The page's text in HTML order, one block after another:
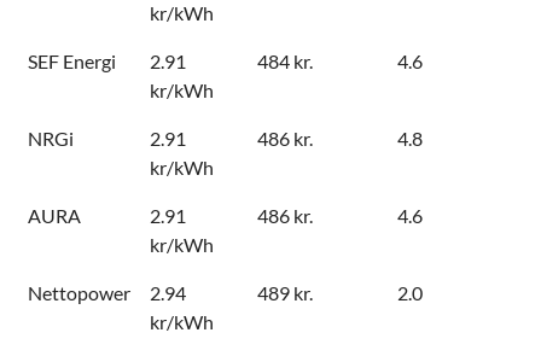
kr/kWh
SEF Energi
2.91
kr/kWh
484 kr. 4.6
NRGi
2.91
kr/kWh
486 kr. 4.8
AURA
2.91
kr/kWh
486 kr. 4.6
Nettopower
2.94
kr/kWh
489 kr. 2.0